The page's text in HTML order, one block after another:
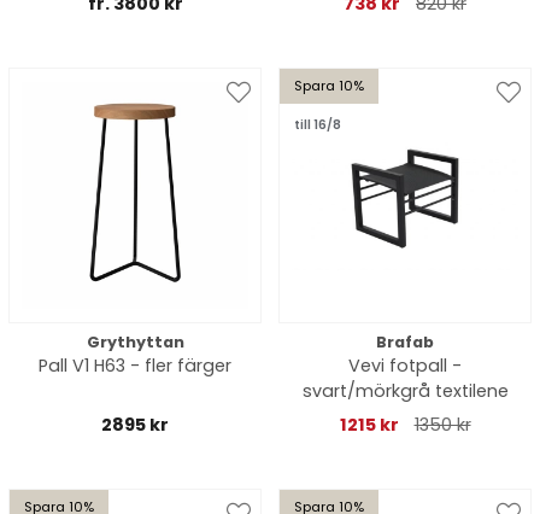
Grythyttan
Pall V1 H63 - fler färger
2895 kr
Spara 10%
till 16/8
Brafab
Vevi fotpall -
svart/mörkgrå textilene
1215 kr
1350 kr
Spara 10% Spara 10%